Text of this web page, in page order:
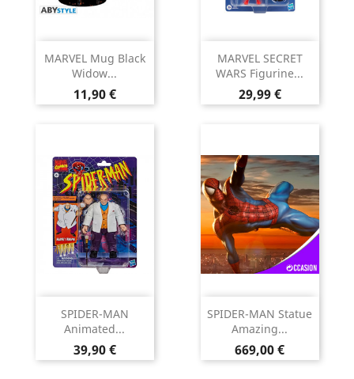
MARVEL Mug Black
Widow...
Prix
11,90 €
MARVEL SECRET
WARS Figurine...
Prix
29,99 €
SPIDER-MAN
Animated...
Prix
39,90 €
SPIDER-MAN Statue
Amazing...
Prix
669,00 €